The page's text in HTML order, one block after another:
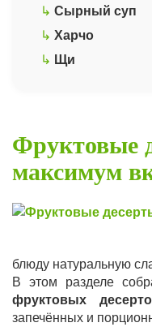
↳ Сырный суп
↳ Харчо
↳ Щи
Фруктовые
максимум
блюду натуральную
В этом разделе
фруктовых
запечённых и